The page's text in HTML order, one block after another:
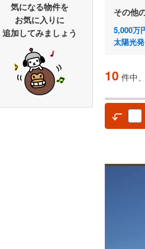
その他
5,000万
太陽光
10 件中
気になる物件を
お気に入りに
追加してみましょう